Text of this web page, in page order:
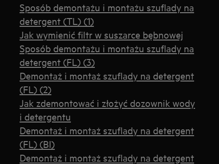
Sposób demontażu i montażu szuflady na
detergent (TL) (1)
Jak wymienić filtr w suszarce bębnowej
Sposób demontażu i montażu szuflady na
detergent (FL) (3)
Demontaż i montaż szuflady na detergent
(FL) (2)
Jak zdemontować i złożyć dozownik wody
i detergentu
Demontaż i montaż szuflady na detergent
(FL) (BI)
Demontaż i montaż szuflady na detergent